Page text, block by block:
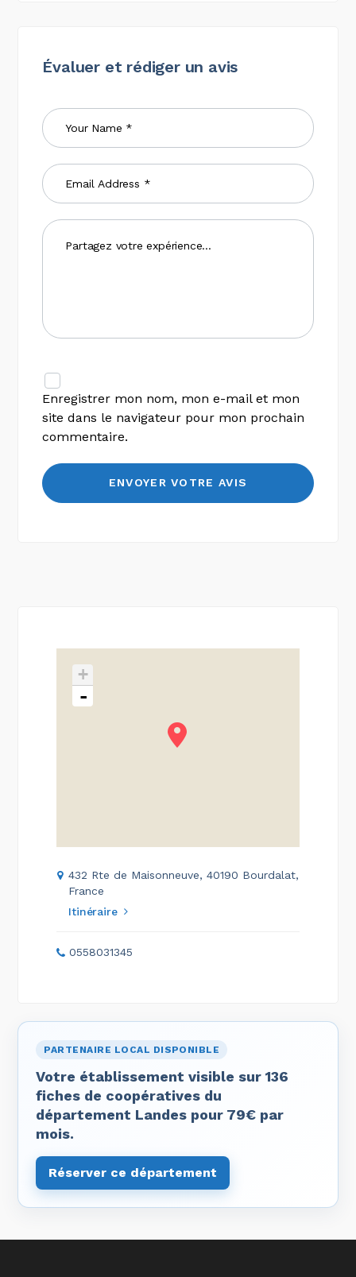
Évaluer et rédiger un avis
Enregistrer mon nom, mon e-mail et mon
site dans le navigateur pour mon prochain
commentaire.
+
-
432 Rte de Maisonneuve, 40190 Bourdalat,
France
Itinéraire
0558031345
PARTENAIRE LOCAL DISPONIBLE
Votre établissement visible sur 136
fiches de coopératives du
département Landes pour 79€ par
mois.
Réserver ce département